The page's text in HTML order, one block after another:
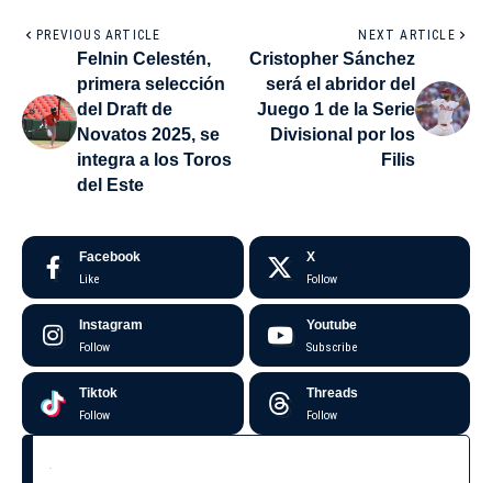
PREVIOUS ARTICLE
Felnin Celestén,
primera selección
del Draft de
Novatos 2025, se
integra a los Toros
del Este
NEXT ARTICLE
Cristopher Sánchez
será el abridor del
Juego 1 de la Serie
Divisional por los
Filis
Facebook
Like
X
Follow
Instagram
Follow
Youtube
Subscribe
Tiktok
Follow
Threads
Follow